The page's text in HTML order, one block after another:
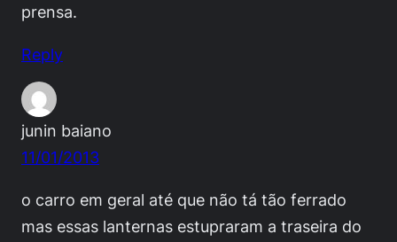
prensa.
Reply
junin baiano
11/01/2013
o carro em geral até que não tá tão ferrado
mas essas lanternas estupraram a traseira do